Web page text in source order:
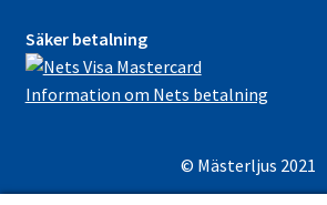
Säker betalning
Information om Nets betalning
© Mästerljus 2021